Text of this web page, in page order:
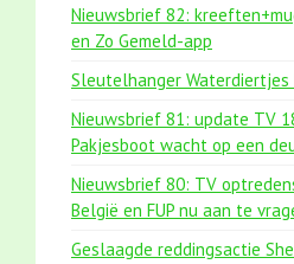
Nieuwsbrief 82:
en Zo Gemeld-app
Sleutelhanger Waterdiertjes
Nieuwsbrief 81: update TV
Pakjesboot wacht op een
Nieuwsbrief 80: TV
België en FUP nu aan te
Geslaagde reddingsactie